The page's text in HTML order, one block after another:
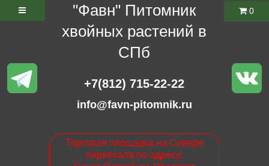
"Фавн" Питомник
хвойных растений в
СПб
+7(812) 715-22-22
info@favn-pitomnik.ru
Торговая площадка на Севере
переехала по адресу:
0